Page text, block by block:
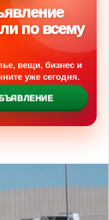
по всему
вещи, бизнес и
уже сегодня.